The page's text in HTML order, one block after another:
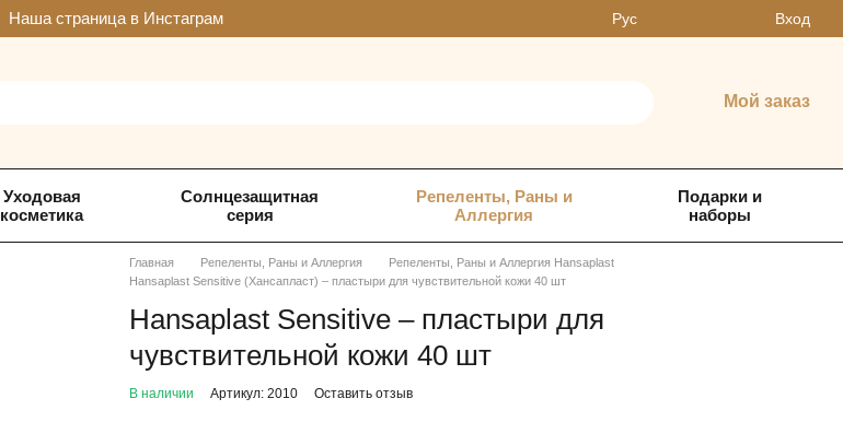
Наша страница в Инстаграм Рус Вход
Мой заказ
Уходовая
косметика
Солнцезащитная
серия
Репеленты, Раны и
Аллергия
Подарки и
наборы
Главная Репеленты, Раны и Аллергия
Репеленты, Раны и Аллергия Hansaplast
Hansaplast Sensitive (Хансапласт) – пластыри для чувствительной кожи 40 шт
Hansaplast Sensitive – пластыри для
чувствительной кожи 40 шт
В наличии Артикул: 2010 Оставить отзыв